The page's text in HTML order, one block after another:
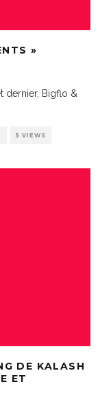
»
dernier, Bigflo &
5 VIEWS
DE KALASH
ET